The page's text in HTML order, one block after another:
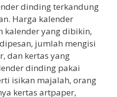
dinding terkandung
Harga kalender
kalender yang dibikin,
jumlah mengisi
dan kertas yang
dinding pakai
isikan majalah, orang
kertas artpaper,